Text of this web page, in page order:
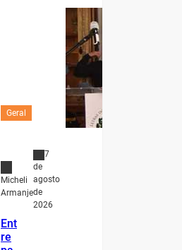
Geral
Micheli
Armanje
7
de
agosto
de
2026
Ent
re